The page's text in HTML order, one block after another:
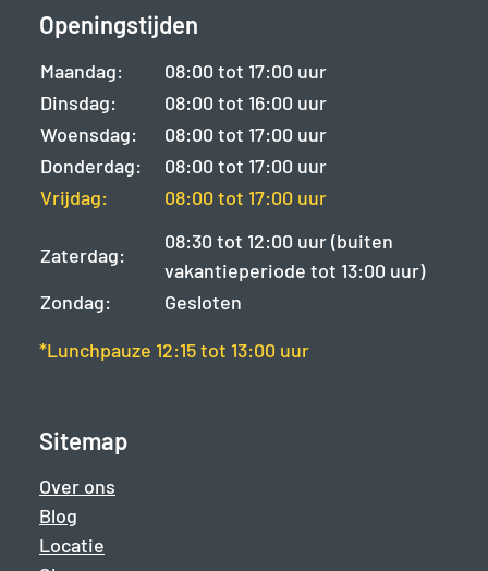
Openingstijden
Maandag:
08:00 tot 17:00 uur
Dinsdag:
08:00 tot 16:00 uur
Woensdag:
08:00 tot 17:00 uur
Donderdag:
08:00 tot 17:00 uur
Vrijdag:
08:00 tot 17:00 uur
Zaterdag:
08:30 tot 12:00 uur (buiten
vakantieperiode tot 13:00 uur)
Zondag:
Gesloten
*Lunchpauze 12:15 tot 13:00 uur
Sitemap
Over ons
Blog
Locatie